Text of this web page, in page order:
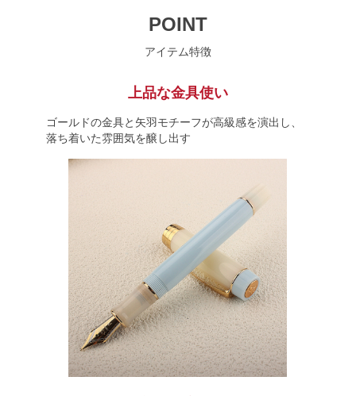
POINT
アイテム特徴
上品な金具使い
ゴールドの金具と矢羽モチーフが高級感を演出し、
落ち着いた雰囲気を醸し出す